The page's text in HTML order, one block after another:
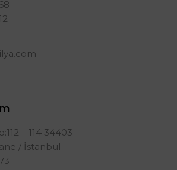
– 114 34403
/ İstanbul